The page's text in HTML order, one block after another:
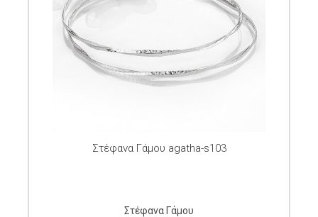
Στέφανα Γάμου agatha-s103
Στέφανα Γάμου